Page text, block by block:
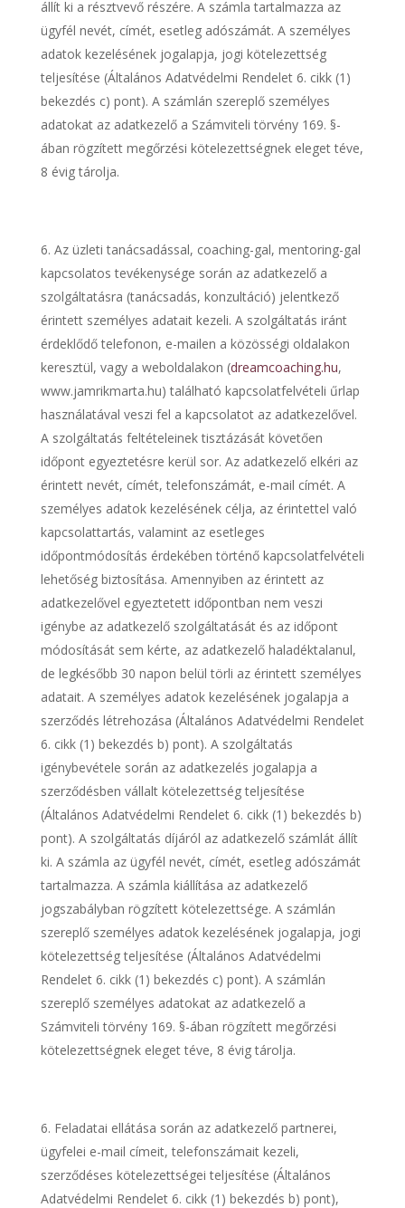
állít ki a résztvevő részére. A számla tartalmazza az
ügyfél nevét, címét, esetleg adószámát. A személyes
adatok kezelésének jogalapja, jogi kötelezettség
teljesítése (Általános Adatvédelmi Rendelet 6. cikk (1)
bekezdés c) pont). A számlán szereplő személyes
adatokat az adatkezelő a Számviteli törvény 169. §-
ában rögzített megőrzési kötelezettségnek eleget téve,
8 évig tárolja.
Az üzleti tanácsadással, coaching-gal, mentoring-gal
kapcsolatos tevékenysége során az adatkezelő a
szolgáltatásra (tanácsadás, konzultáció) jelentkező
érintett személyes adatait kezeli. A szolgáltatás iránt
érdeklődő telefonon, e-mailen a közösségi oldalakon
keresztül, vagy a weboldalakon (dreamcoaching.hu,
www.jamrikmarta.hu) található kapcsolatfelvételi űrlap
használatával veszi fel a kapcsolatot az adatkezelővel.
A szolgáltatás feltételeinek tisztázását követően
időpont egyeztetésre kerül sor. Az adatkezelő elkéri az
érintett nevét, címét, telefonszámát, e-mail címét. A
személyes adatok kezelésének célja, az érintettel való
kapcsolattartás, valamint az esetleges
időpontmódosítás érdekében történő kapcsolatfelvételi
lehetőség biztosítása. Amennyiben az érintett az
adatkezelővel egyeztetett időpontban nem veszi
igénybe az adatkezelő szolgáltatását és az időpont
módosítását sem kérte, az adatkezelő haladéktalanul,
de legkésőbb 30 napon belül törli az érintett személyes
adatait. A személyes adatok kezelésének jogalapja a
szerződés létrehozása (Általános Adatvédelmi Rendelet
6. cikk (1) bekezdés b) pont). A szolgáltatás
igénybevétele során az adatkezelés jogalapja a
szerződésben vállalt kötelezettség teljesítése
(Általános Adatvédelmi Rendelet 6. cikk (1) bekezdés b)
pont). A szolgáltatás díjáról az adatkezelő számlát állít
ki. A számla az ügyfél nevét, címét, esetleg adószámát
tartalmazza. A számla kiállítása az adatkezelő
jogszabályban rögzített kötelezettsége. A számlán
szereplő személyes adatok kezelésének jogalapja, jogi
kötelezettség teljesítése (Általános Adatvédelmi
Rendelet 6. cikk (1) bekezdés c) pont). A számlán
szereplő személyes adatokat az adatkezelő a
Számviteli törvény 169. §-ában rögzített megőrzési
kötelezettségnek eleget téve, 8 évig tárolja.
Feladatai ellátása során az adatkezelő partnerei,
ügyfelei e-mail címeit, telefonszámait kezeli,
szerződéses kötelezettségei teljesítése (Általános
Adatvédelmi Rendelet 6. cikk (1) bekezdés b) pont),